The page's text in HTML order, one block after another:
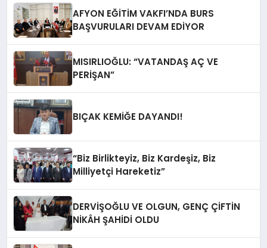
AFYON EĞİTİM VAKFI’NDA BURS
BAŞVURULARI DEVAM EDİYOR
MISIRLIOĞLU: “VATANDAŞ AÇ VE
PERİŞAN”
BIÇAK KEMİĞE DAYANDI!
“Biz Birlikteyiz, Biz Kardeşiz, Biz
Milliyetçi Hareketiz”
DERVİŞOĞLU VE OLGUN, GENÇ ÇİFTİN
NİKÂH ŞAHİDİ OLDU